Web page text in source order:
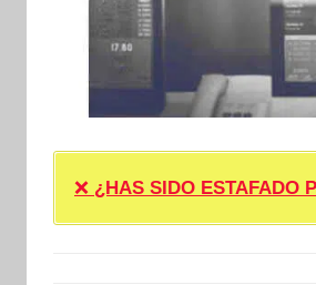
❌ ¿HAS SIDO ESTAFADO